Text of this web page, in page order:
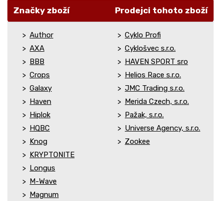
Značky zboží Prodejci tohoto zboží
Author
AXA
BBB
Crops
Galaxy
Haven
Hiplok
HQBC
Knog
KRYPTONITE
Longus
M-Wave
Magnum
Cyklo Profi
Cyklošvec s.r.o.
HAVEN SPORT sro
Helios Race s.r.o.
JMC Trading s.r.o.
Merida Czech, s.r.o.
Pažak, s.r.o.
Universe Agency, s.r.o.
Zookee